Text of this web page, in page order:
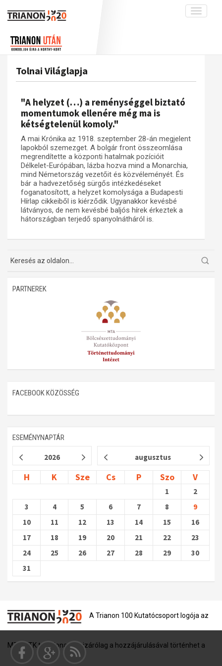
Toggle
interpretációk
A békerendszer megszilárdulása
Utókor és emlékezet
Munkatársaink
Blog
Galéria
Adatbázis
Emlékművek (feltöltés alatt)
Menekültek
Visszhang
Publikációk
Kapcsolat
Trianon-kommentár
Dokumentumok
A trianoni szerződés
Tolnai Világlapja
"A helyzet (…) a reménységgel biztató
momentumok ellenére még ma is
kétségtelenül komoly."
A mai Krónika az 1918. szeptember 28-án megjelent
lapokból szemezget. A bolgár front összeomlása
megrendítette a központi hatalmak pozícióit
Délkelet-Európában, lázba hozva mind a Monarchia,
mind Németország vezetőit és közvéleményét. És
bár a hadvezetőség sürgős intézkedéseket
foganatosított, a helyzet komolysága a Budapesti
Hírlap cikkeiből is kiérződik. Ugyanakkor kevésbé
látványos, de nem kevésbé baljós hírek érkeztek a
hátországban terjedő spanyolnátháról is.
PARTNEREK
FACEBOOK KÖZÖSSÉG
ESEMÉNYNAPTÁR
2026 augusztus
H K Sze Cs P Szo V
1
2
3
4 5 6 7 8
9
10
11 12 13 14 15
16
17
18 19 20 21 22
23
24
25 26 27 28 29
30
31
A Trianon 100 Kutatócsoport logója az
MTA BTK tulajdona, és kizárólag a hozzájárulásával történhet a